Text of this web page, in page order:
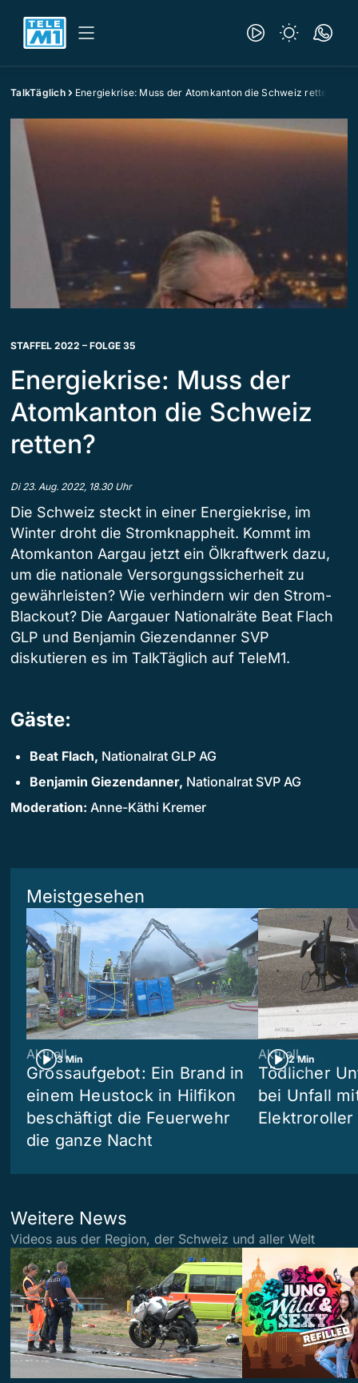
TalkTäglich Energiekrise: Muss der Atomkanton die Schweiz retten?
STAFFEL 2022 – FOLGE 35
Energiekrise: Muss der
Atomkanton die Schweiz
retten?
Di 23. Aug. 2022, 18.30 Uhr
Die Schweiz steckt in einer Energiekrise, im
Winter droht die Stromknappheit. Kommt im
Atomkanton Aargau jetzt ein Ölkraftwerk dazu,
um die nationale Versorgungssicherheit zu
gewährleisten? Wie verhindern wir den Strom-
Blackout? Die Aargauer Nationalräte Beat Flach
GLP und Benjamin Giezendanner SVP
diskutieren es im TalkTäglich auf TeleM1.
Gäste:
Beat Flach, Nationalrat GLP AG
Benjamin Giezendanner, Nationalrat SVP AG
Moderation: Anne-Käthi Kremer
Meistgesehen
3 Min
Aktuell
Grossaufgebot: Ein Brand in
einem Heustock in Hilfikon
beschäftigt die Feuerwehr
die ganze Nacht
2 Min
Aktuell
Tödlicher
bei Unfall
Elektroroller
Weitere News
Videos aus der Region, der Schweiz und aller Welt